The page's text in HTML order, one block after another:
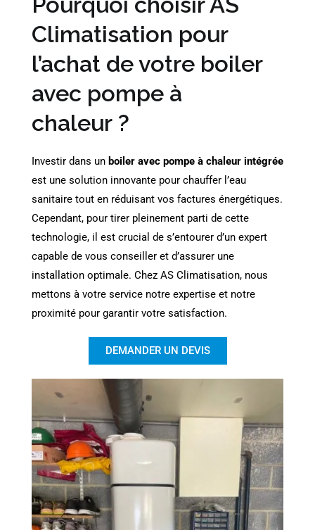
Climatisation pour
l’achat de votre boiler
avec pompe à
chaleur ?
Investir dans un boiler avec pompe à chaleur intégrée
est une solution innovante pour chauffer l’eau
sanitaire tout en réduisant vos factures énergétiques.
Cependant, pour tirer pleinement parti de cette
technologie, il est crucial de s’entourer d’un expert
capable de vous conseiller et d’assurer une
installation optimale. Chez AS Climatisation, nous
mettons à votre service notre expertise et notre
proximité pour garantir votre satisfaction.
DEMANDER UN DEVIS